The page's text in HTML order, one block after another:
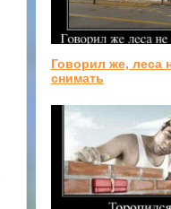
Говорил же, леса
снимать